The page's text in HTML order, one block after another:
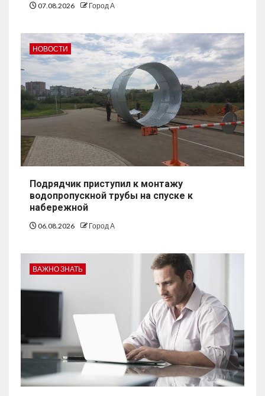
07.08.2026 Город А
НОВОСТИ
Подрядчик приступил к монтажу
водопропускной трубы на спуске к
набережной
06.08.2026 Город А
ВАЖНО ЗНАТЬ